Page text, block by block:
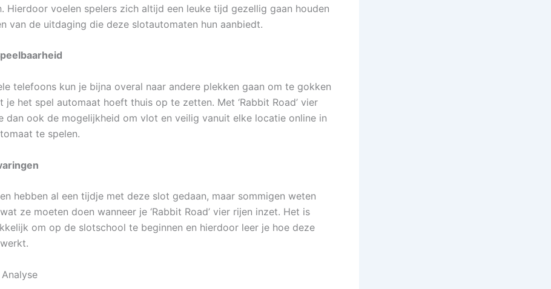
Hierdoor voelen spelers zich altijd een leuke tijd gezellig gaan houden
van de uitdaging die deze slotautomaten hun aanbiedt.
telefoons kun je bijna overal naar andere plekken gaan om te gokken
je het spel automaat hoeft thuis op te zetten. Met ‘Rabbit Road’ vier
dan ook de mogelijkheid om vlot en veilig vanuit elke locatie online in
te spelen.
hebben al een tijdje met deze slot gedaan, maar sommigen weten
ze moeten doen wanneer je ‘Rabbit Road’ vier rijen inzet. Het is
om op de slotschool te beginnen en hierdoor leer je hoe deze